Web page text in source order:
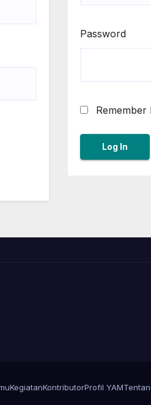
Password
Remember
KegiatanKontributorProfil YAM